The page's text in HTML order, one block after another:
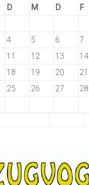
D M D F
4 5 6 7
11 12 13 14
18 19 20 21
25 26 27 28